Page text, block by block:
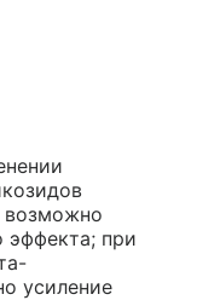
возможно
эффекта; при
усиление